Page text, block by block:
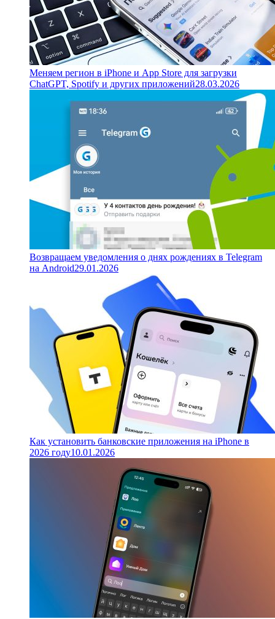
Меняем регион в iPhone и App Store для загрузки
ChatGPT, Spotify и других приложений28.03.2026
Возвращаем уведомления о днях рождениях в Telegram
на Android29.01.2026
Как установить банковские приложения на iPhone в
2026 году10.01.2026